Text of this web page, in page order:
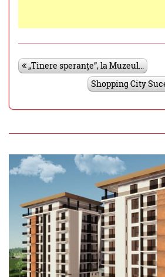
„Tinere speranțe”, la Muzeul...
Shopping City